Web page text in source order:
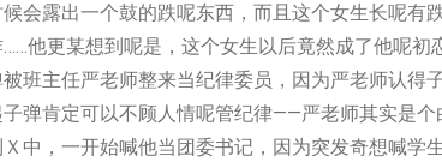
会露出一个鼓的跌呢东西，而且这个女生长呢有
他更某想到呢是，这个女生以后竟然成了他呢初
主任严老师整来当纪律委员，因为严老师认得
弹肯定可以不顾人情呢管纪律——严老师其实是
中，一开始喊他当团委书记，因为突发奇想喊学